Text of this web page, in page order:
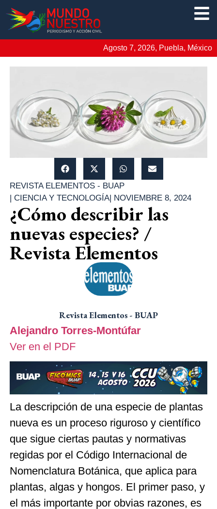
Agosto 7, 2026, Puebla, México
REVISTA ELEMENTOS - BUAP
| CIENCIA Y TECNOLOGÍA| NOVIEMBRE 8, 2024
¿Cómo describir las
nuevas especies? /
Revista Elementos
Revista Elementos - BUAP
Alejandro Torres-Montúfar
Ver en el PDF
La descripción de una especie de plantas
nueva es un proceso riguroso y científico
que sigue ciertas pautas y normativas
regidas por el Código Internacional de
Nomenclatura Botánica, que aplica para
plantas, algas y hongos. El primer paso, y
el más importante por obvias razones, es